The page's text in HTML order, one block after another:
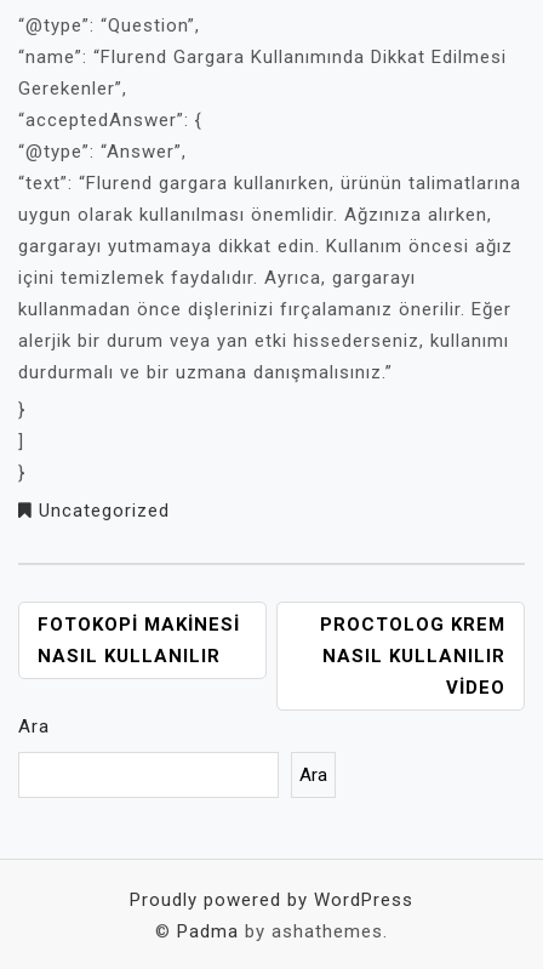
“@type”: “Question”,
“name”: “Flurend Gargara Kullanımında Dikkat Edilmesi
Gerekenler”,
“acceptedAnswer”: {
“@type”: “Answer”,
“text”: “Flurend gargara kullanırken, ürünün talimatlarına
uygun olarak kullanılması önemlidir. Ağzınıza alırken,
gargarayı yutmamaya dikkat edin. Kullanım öncesi ağız
içini temizlemek faydalıdır. Ayrıca, gargarayı
kullanmadan önce dişlerinizi fırçalamanız önerilir. Eğer
alerjik bir durum veya yan etki hissederseniz, kullanımı
durdurmalı ve bir uzmana danışmalısınız.”
}
]
}
Uncategorized
YAZI
GEZINMESI
FOTOKOPI MAKINESI
NASIL KULLANILIR
PROCTOLOG KREM
NASIL KULLANILIR
VIDEO
Ara
Ara
Proudly powered by WordPress
© Padma by ashathemes.